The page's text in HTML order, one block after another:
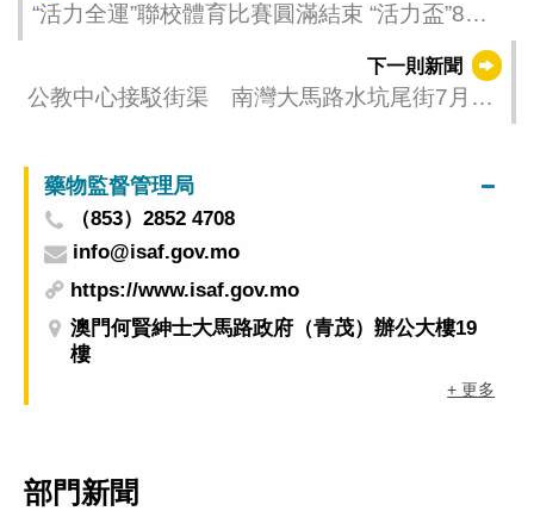
“活力全運”聯校體育比賽圓滿結束 “活力盃”8月
下一則新聞
公教中心接駁街渠 南灣大馬路水坑尾街7月31
藥物監督管理局
（853）2852 4708
info@isaf.gov.mo
https://www.isaf.gov.mo
澳門何賢紳士大馬路政府（青茂）辦公大樓19
樓
+ 更多
部門新聞